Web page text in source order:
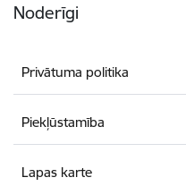
Noderīgi
Privātuma politika
Piekļūstamība
Lapas karte